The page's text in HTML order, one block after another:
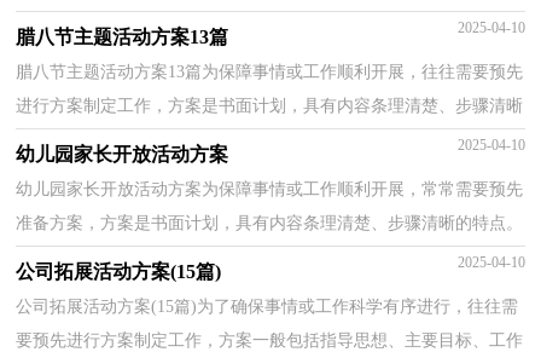
果，预算及方法等的企划案。那么你有了解过方案吗？下面是...
腊八节主题活动方案13篇 2025-04-10
腊八节主题活动方案13篇为保障事情或工作顺利开展，往往需要预先
进行方案制定工作，方案是书面计划，具有内容条理清楚、步骤清晰
的特点。那么方案应该怎么制定才合适呢？以下是小编...
幼儿园家长开放活动方案 2025-04-10
幼儿园家长开放活动方案为保障事情或工作顺利开展，常常需要预先
准备方案，方案是书面计划，具有内容条理清楚、步骤清晰的特点。
写方案需要注意哪些格式呢？以下是小编收集整理的幼...
公司拓展活动方案(15篇) 2025-04-10
公司拓展活动方案(15篇)为了确保事情或工作科学有序进行，往往需
要预先进行方案制定工作，方案一般包括指导思想、主要目标、工作